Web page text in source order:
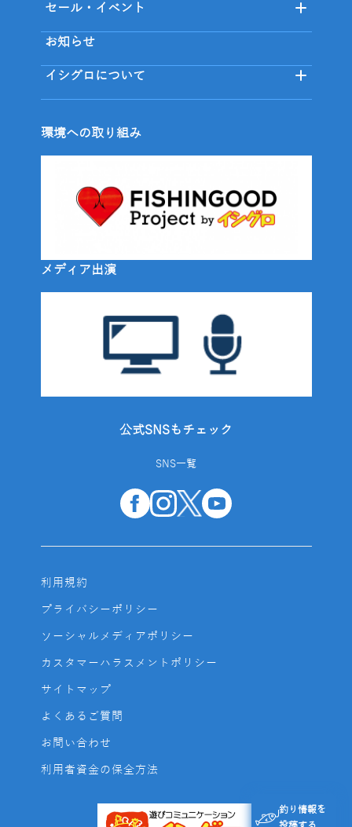
釣り情報を
セール・イベント
お知らせ
イシグロについて
環境への取り組み
メディア出演
公式SNSもチェック
SNS一覧
利用規約
プライバシーポリシー
ソーシャルメディアポリシー
カスタマーハラスメントポリシー
サイトマップ
よくあるご質問
お問い合わせ
利用者資金の保全方法